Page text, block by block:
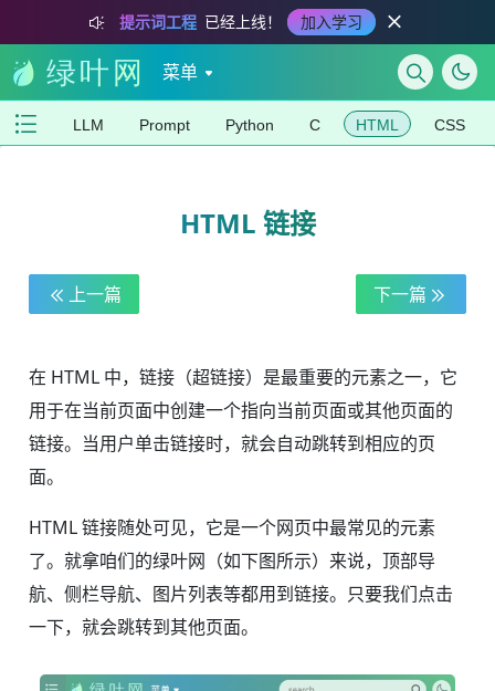
提示词工程 已经上线！ 加入学习
菜单
LLM Prompt Python C HTML CSS
HTML 链接
上一篇 下一篇
在 HTML 中，链接（超链接）是最重要的元素之一，它
用于在当前页面中创建一个指向当前页面或其他页面的
链接。当用户单击链接时，就会自动跳转到相应的页
面。
HTML 链接随处可见，它是一个网页中最常见的元素
了。就拿咱们的绿叶网（如下图所示）来说，顶部导
航、侧栏导航、图片列表等都用到链接。只要我们点击
一下，就会跳转到其他页面。